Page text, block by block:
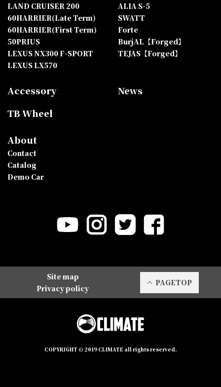
LAND CRUISER 200
60HARRIER(Late Term)
60HARRIER(First Term)
50PRIUS
LEXUS NX300 F-SPORT
LEXUS LX570
ALIA S-5
SWATT
Forte
BurjAL【Forged】
TEJAS【Forged】
Accessory
TB Wheel
About
Contact
Catalog
Demo Car
News
Site map
Privacy policy
PAGETOP
COPYRIGHT © 2019 CLIMATE all rights reserved.